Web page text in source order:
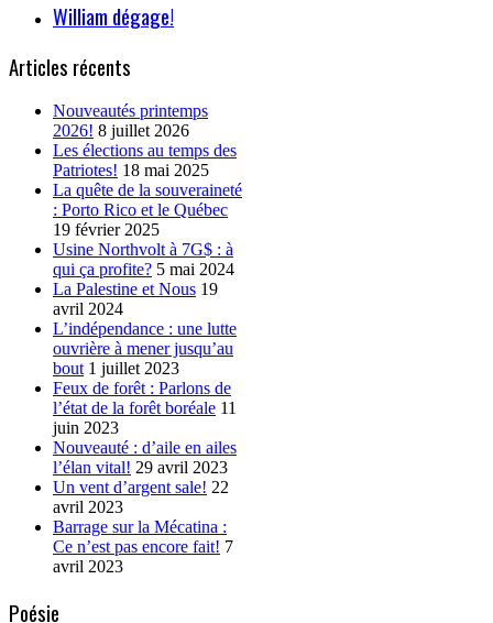
William dégage!
Articles récents
Nouveautés printemps
2026! 8 juillet 2026
Les élections au temps des
Patriotes! 18 mai 2025
La quête de la souveraineté
: Porto Rico et le Québec
19 février 2025
Usine Northvolt à 7G$ : à
qui ça profite? 5 mai 2024
La Palestine et Nous 19
avril 2024
L’indépendance : une lutte
ouvrière à mener jusqu’au
bout 1 juillet 2023
Feux de forêt : Parlons de
l’état de la forêt boréale 11
juin 2023
Nouveauté : d’aile en ailes
l’élan vital! 29 avril 2023
Un vent d’argent sale! 22
avril 2023
Barrage sur la Mécatina :
Ce n’est pas encore fait! 7
avril 2023
Poésie